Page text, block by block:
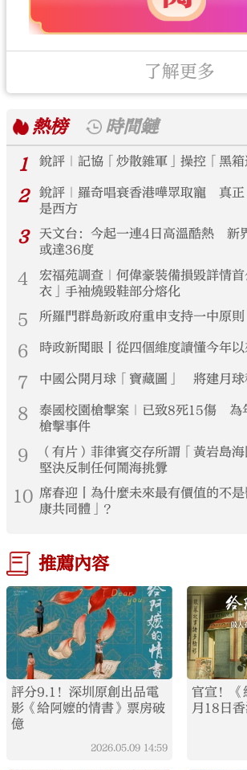
了解更多
熱榜
時間鏈
1
銳評｜記協「炒散雜軍」操控「黑箱
2
銳評｜羅奇唱衰香港嘩眾取寵 真正
是西方
3
天文台：今起一連4日高溫酷熱 新
或達36度
4
宏福苑調查｜何偉豪裝備損毀詳情
衣」手袖燒毀鞋部分熔化
5 所羅門群島新政府重申支持一中原
6 時政新聞眼丨從四個維度讀懂今年
7 中國公開月球「寶藏圖」 將建月球
8
泰國校園槍擊案｜已致8死15傷 為
槍擊事件
9
（有片）菲律賓交存所謂「黃岩島
堅決反制任何鬧海挑釁
10 席春迎丨為什麼未來最有價值的不
康共同體」？
推薦內容
評分9.1！深圳原創出品電
影《給阿嬤的情書》票房破
億
2026.05.09 14:59
官宣！《
月18日